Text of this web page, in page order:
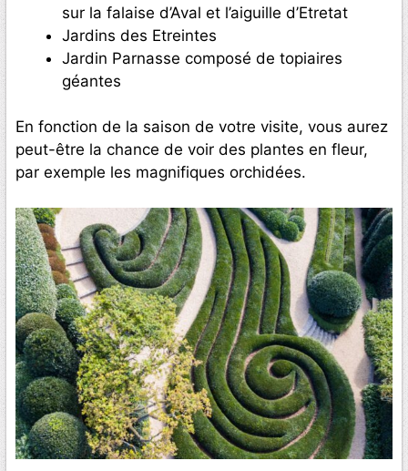
sur la falaise d’Aval et l’aiguille d’Etretat
Jardins des Etreintes
Jardin Parnasse composé de topiaires
géantes
En fonction de la saison de votre visite, vous aurez
peut-être la chance de voir des plantes en fleur,
par exemple les magnifiques orchidées.